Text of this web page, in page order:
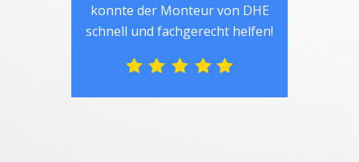
konnte der Monteur von DHE
schnell und fachgerecht helfen!